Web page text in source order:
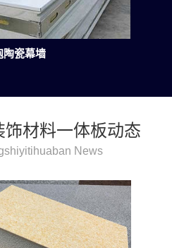
陶瓷幕墙
材料一体板动态
News